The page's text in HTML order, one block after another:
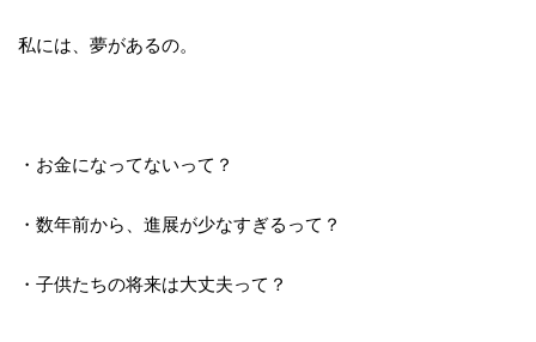
私には、夢があるの。
・お金になってないって？
・数年前から、進展が少なすぎるって？
・子供たちの将来は大丈夫って？